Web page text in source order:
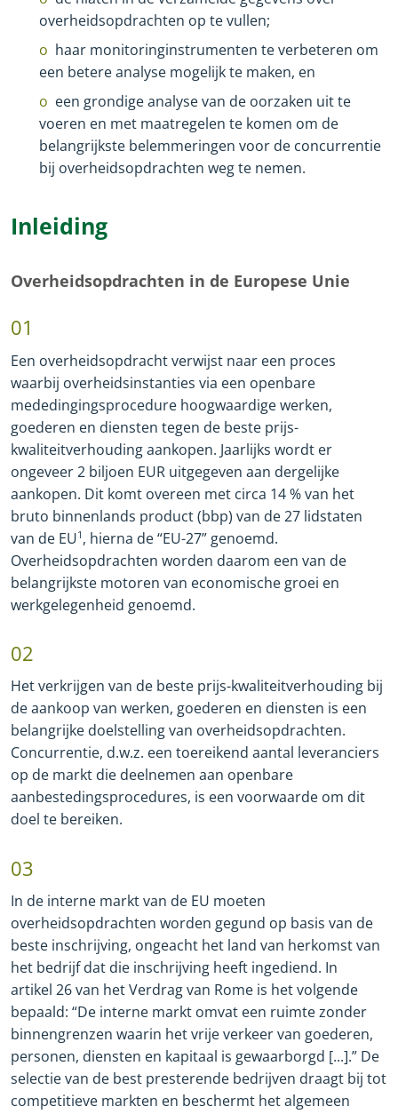
overheidsopdrachten op te vullen;
haar monitoringinstrumenten te verbeteren om
een betere analyse mogelijk te maken, en
een grondige analyse van de oorzaken uit te
voeren en met maatregelen te komen om de
belangrijkste belemmeringen voor de concurrentie
bij overheidsopdrachten weg te nemen.
Inleiding
Overheidsopdrachten in de Europese Unie
01
Een overheidsopdracht verwijst naar een proces
waarbij overheidsinstanties via een openbare
mededingingsprocedure hoogwaardige werken,
goederen en diensten tegen de beste prijs-
kwaliteitverhouding aankopen. Jaarlijks wordt er
ongeveer 2 biljoen EUR uitgegeven aan dergelijke
aankopen. Dit komt overeen met circa 14 % van het
bruto binnenlands product (bbp) van de 27 lidstaten
van de EU1 , hierna de “EU-27” genoemd.
Overheidsopdrachten worden daarom een van de
belangrijkste motoren van economische groei en
werkgelegenheid genoemd.
02
Het verkrijgen van de beste prijs-kwaliteitverhouding bij
de aankoop van werken, goederen en diensten is een
belangrijke doelstelling van overheidsopdrachten.
Concurrentie, d.w.z. een toereikend aantal leveranciers
op de markt die deelnemen aan openbare
aanbestedingsprocedures, is een voorwaarde om dit
doel te bereiken.
03
In de interne markt van de EU moeten
overheidsopdrachten worden gegund op basis van de
beste inschrijving, ongeacht het land van herkomst van
het bedrijf dat die inschrijving heeft ingediend. In
artikel 26 van het Verdrag van Rome is het volgende
bepaald: “De interne markt omvat een ruimte zonder
binnengrenzen waarin het vrije verkeer van goederen,
personen, diensten en kapitaal is gewaarborgd [...].” De
selectie van de best presterende bedrijven draagt bij tot
competitieve markten en beschermt het algemeen